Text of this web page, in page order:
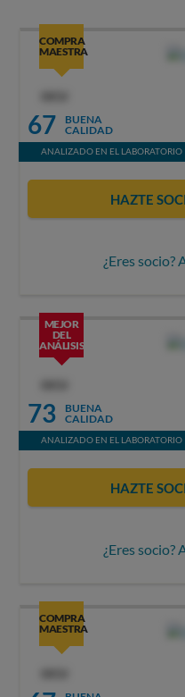
COMPRA
MAESTRA
67
BUENA
CALIDAD
ANALIZADO EN EL LABORATORIO
HAZTE
¿Eres socio?
MEJOR
DEL
ANÁLISIS
73
BUENA
CALIDAD
ANALIZADO EN EL LABORATORIO
HAZTE
¿Eres socio?
COMPRA
MAESTRA